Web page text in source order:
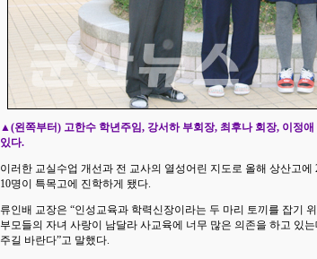
▲(왼쪽부터) 고한수 학년주임, 강서하 부회장, 최후나 회장, 이정
있다.
이러한 교실수업 개선과 전 교사의 열성어린 지도로 올해 상산고에
10명이 특목고에 진학하게 됐다.
류인배 교장은 “인성교육과 학력신장이라는 두 마리 토끼를 잡기
부모들의 자녀 사랑이 남달라 사교육에 너무 많은 의존을 하고 있
주길 바란다”고 말했다.